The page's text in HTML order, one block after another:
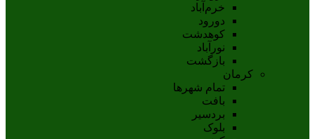
خرم‌آباد
دورود
کوهدشت
نورآباد
بازگشت
کرمان
تمام شهر‌ها
بافت
بردسیر
بلوک